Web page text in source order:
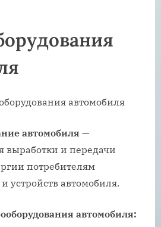
автомобиля —
выработки и передачи
потребителям
устройств автомобиля.
автомобиля: